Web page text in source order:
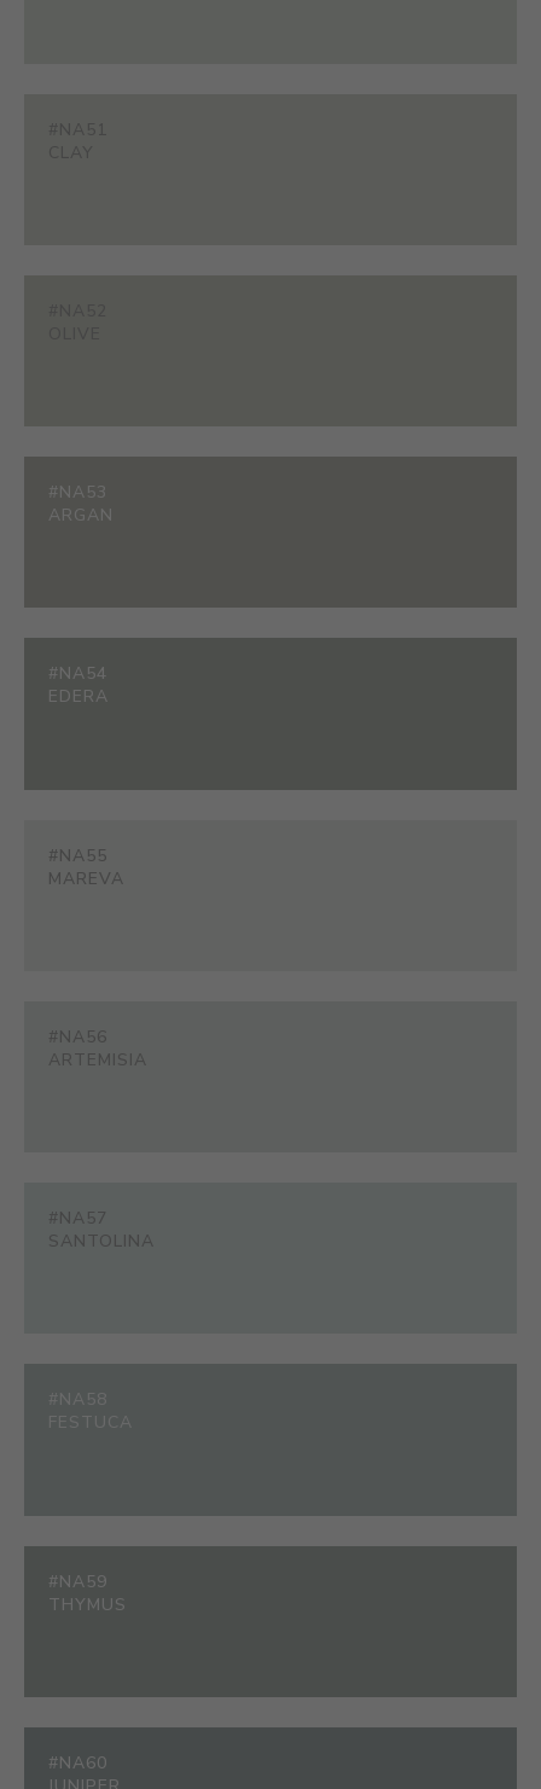
#NA53
ARGAN
#NA54
EDERA
#NA55
MAREVA
#NA56
ARTEMISIA
#NA57
SANTOLINA
#NA58
FESTUCA
#NA59
THYMUS
#NA60